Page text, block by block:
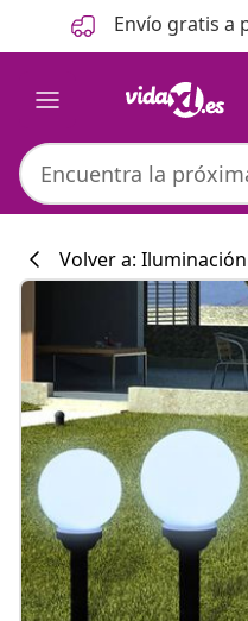
Anterior
Siguiente Envío gratis a
#sharemevidaxl
Volver a: